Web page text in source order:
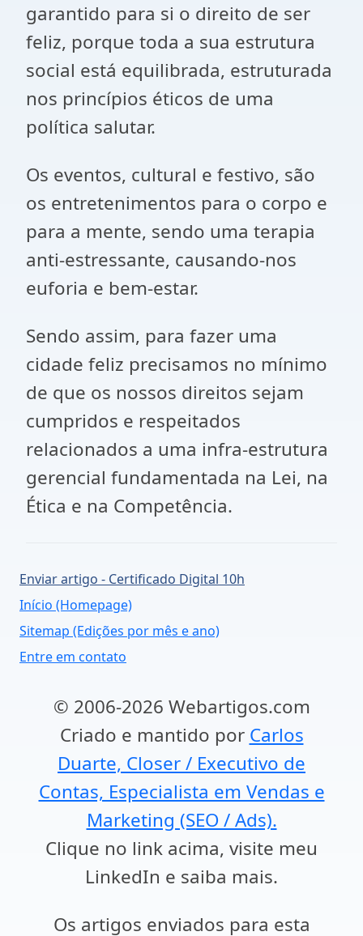
garantido para si o direito de ser
feliz, porque toda a sua estrutura
social está equilibrada, estruturada
nos princípios éticos de uma
política salutar.
Os eventos, cultural e festivo, são
os entretenimentos para o corpo e
para a mente, sendo uma terapia
anti-estressante, causando-nos
euforia e bem-estar.
Sendo assim, para fazer uma
cidade feliz precisamos no mínimo
de que os nossos direitos sejam
cumpridos e respeitados
relacionados a uma infra-estrutura
gerencial fundamentada na Lei, na
Ética e na Competência.
Enviar artigo - Certificado Digital 10h
Início (Homepage)
Sitemap (Edições por mês e ano)
Entre em contato
© 2006-2026 Webartigos.com
Criado e mantido por Carlos
Duarte, Closer / Executivo de
Contas, Especialista em Vendas e
Marketing (SEO / Ads).
Clique no link acima, visite meu
LinkedIn e saiba mais.
Os artigos enviados para esta